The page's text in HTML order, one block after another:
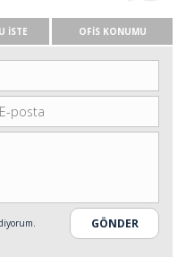
İSTE OFİS KONUMU